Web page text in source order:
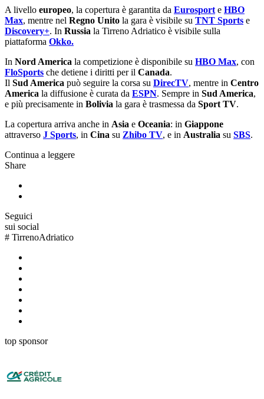
A livello europeo, la copertura è garantita da Eurosport e HBO
Max, mentre nel Regno Unito la gara è visibile su TNT Sports e
Discovery+. In Russia la Tirreno Adriatico è visibile sulla
piattaforma Okko.
In Nord America la competizione è disponibile su HBO Max, con
FloSports che detiene i diritti per il Canada.
Il Sud America può seguire la corsa su DirecTV, mentre in Centro
America la diffusione è curata da ESPN. Sempre in Sud America,
e più precisamente in Bolivia la gara è trasmessa da Sport TV.
La copertura arriva anche in Asia e Oceania: in Giappone
attraverso J Sports, in Cina su Zhibo TV, e in Australia su SBS.
Continua a leggere
Share
Seguici
sui social
# TirrenoAdriatico
top sponsor